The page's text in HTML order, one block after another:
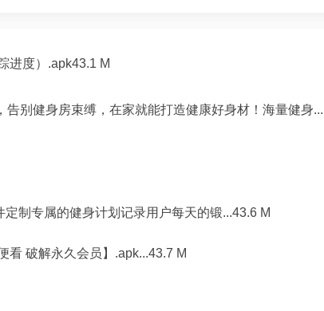
进度）.apk43.1 M
告别健身房束缚，在家就能打造健康好身材！海量健身...
制专属的健身计划记录用户每天的锻...43.6 M
看 破解永久会员】.apk...43.7 M